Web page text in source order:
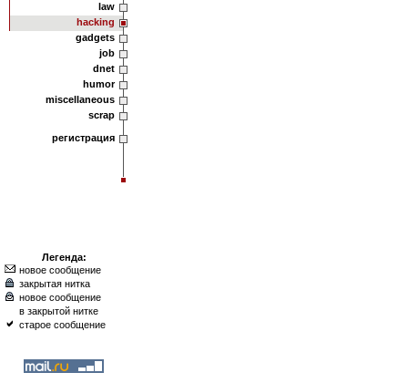
law
hacking
gadgets
job
dnet
humor
miscellaneous
scrap
регистрация
Легенда:
новое сообщение
закрытая нитка
новое сообщение
в закрытой нитке
старое сообщение